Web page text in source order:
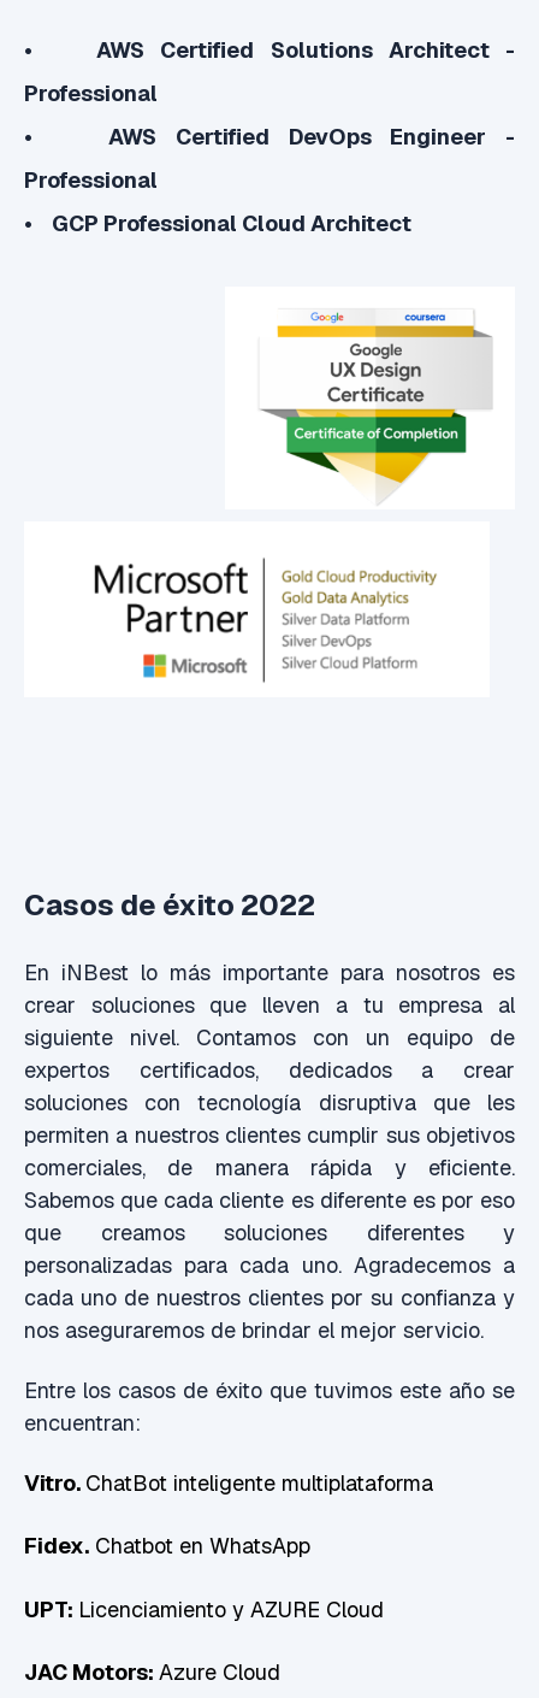
• AWS Certified Solutions Architect -
Professional
• AWS Certified DevOps Engineer -
Professional
• GCP Professional Cloud Architect
Casos de éxito 2022
En iNBest lo más importante para nosotros es
crear soluciones que lleven a tu empresa al
siguiente nivel. Contamos con un equipo de
expertos certificados, dedicados a crear
soluciones con tecnología disruptiva que les
permiten a nuestros clientes cumplir sus objetivos
comerciales, de manera rápida y eficiente.
Sabemos que cada cliente es diferente es por eso
que creamos soluciones diferentes y
personalizadas para cada uno. Agradecemos a
cada uno de nuestros clientes por su confianza y
nos aseguraremos de brindar el mejor servicio.
Entre los casos de éxito que tuvimos este año se
encuentran:
Vitro. ChatBot inteligente multiplataforma
Fidex. Chatbot en WhatsApp
UPT: Licenciamiento y AZURE Cloud
JAC Motors: Azure Cloud